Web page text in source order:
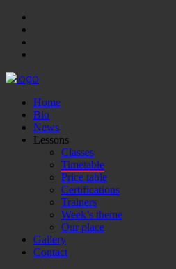
Home
Bio
News
Lessons
Classes
Timetable
Price table
Certifications
Trainers
Week’s theme
Our place
Gallery
Contact